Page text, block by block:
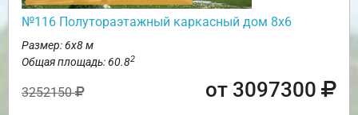
№116 Полутораэтажный каркасный дом 8х6
Размер: 6х8 м
Общая площадь: 60.82
3252150 от 3097300